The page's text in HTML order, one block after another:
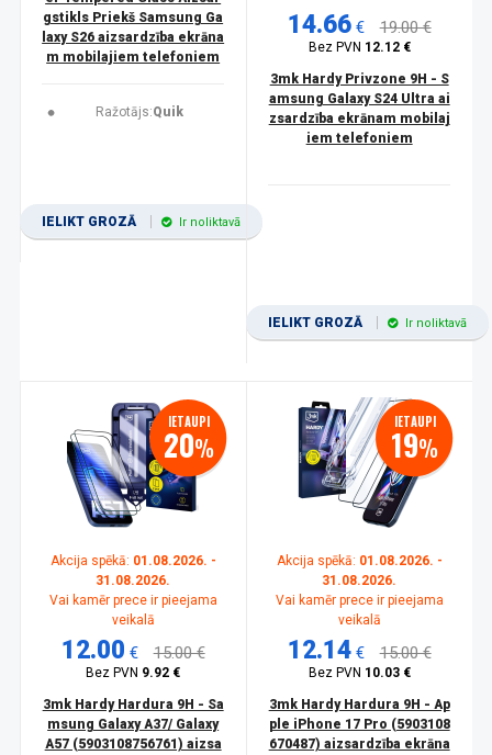
gstikls Priekš Samsung Ga
laxy S26 aizsardzība ekrāna
m mobilajiem telefoniem
Ražotājs:Quik
IELIKT GROZĀ Ir noliktavā
14.66 € 19.00 €
Bez PVN 12.12 €
3mk Hardy Privzone 9H - S
amsung Galaxy S24 Ultra ai
zsardzība ekrānam mobilaj
iem telefoniem
IELIKT GROZĀ Ir noliktavā
IETAUPI
20%
Akcija spēkā: 01.08.2026. -
31.08.2026.
Vai kamēr prece ir pieejama
veikalā
12.00 € 15.00 €
Bez PVN 9.92 €
3mk Hardy Hardura 9H - Sa
msung Galaxy A37/ Galaxy
A57 (5903108756761) aizsa
IETAUPI
19%
Akcija spēkā: 01.08.2026. -
31.08.2026.
Vai kamēr prece ir pieejama
veikalā
12.14 € 15.00 €
Bez PVN 10.03 €
3mk Hardy Hardura 9H - Ap
ple iPhone 17 Pro (5903108
670487) aizsardzība ekrāna